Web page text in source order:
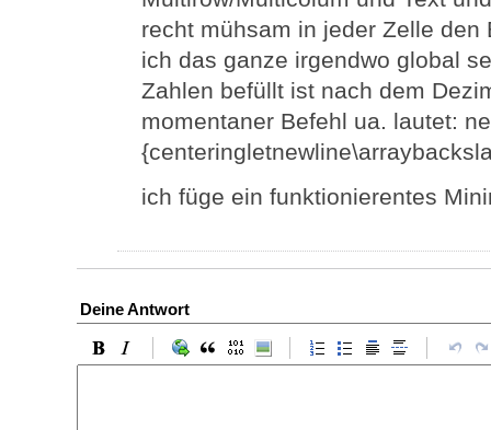
recht mühsam in jeder Zelle
ich das ganze irgendwo global
Zahlen befüllt ist nach dem
momentaner Befehl ua. lautet:
ich füge ein funktionierentes
Deine Antwort